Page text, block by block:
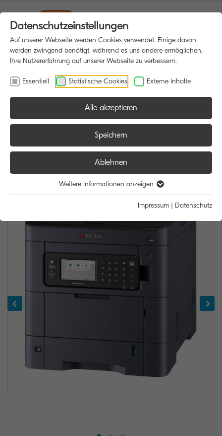
Datenschutzeinstellungen
Auf unserer Webseite werden Cookies verwendet. Einige davon
werden zwingend benötigt, während es uns andere ermöglichen,
Ihre Nutzererfahrung auf unserer Webseite zu verbessern.
Essentiell Statistische Cookies Externe Inhalte
Alle akzeptieren
Speichern
Ablehnen
Weitere Informationen anzeigen
Impressum | Datenschutz